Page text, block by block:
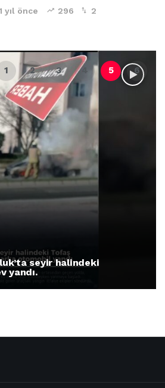
yıl önce 296 2
Mahallesi sakinleri
düzenledi